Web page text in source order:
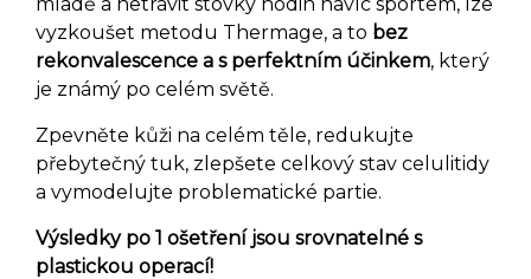
vyzkoušet metodu Thermage, a to bez
rekonvalescence a s perfektním účinkem, který
je známý po celém světě.
Zpevněte kůži na celém těle, redukujte
přebytečný tuk, zlepšete celkový stav celulitidy
a vymodelujte problematické partie.
Výsledky po 1 ošetření jsou srovnatelné s
plastickou operací!